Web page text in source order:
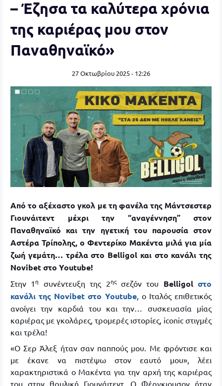
– Έζησα τα καλύτερα χρόνια
της καριέρας μου στον
Παναθηναϊκό»
27 Οκτωβρίου 2025 - 12:26
Από το αξέχαστο γκολ με τη φανέλα της Μάντσεστερ
Γιουνάιτεντ μέχρι την “αναγέννηση” στον
Παναθηναϊκό και την ηγετική του παρουσία στον
Αστέρα Τρίπολης, ο Φεντερίκο Μακέντα μιλά για μία
ζωή γεμάτη… τρέλα στο Belligol και στο κανάλι της
Novibet στο Youtube!
Στην 1 η συνέντευξη της 2ηςσεζόν του Belligol στο
κανάλι της Novibet στο Youtube, ο Ιταλός επιθετικός
ανοίγει την καρδιά του και την… συσκευασία μίας
καριέρας με γκολάρες, τρομερές ιστορίες, iconic στιγμές
και τρέλα!
«Ο Σερ Άλεξ ήταν σαν παππούς μου. Με φρόντισε και
με έκανε να πιστέψω στον εαυτό μου», λέει
χαρακτηριστικά ο Μακέντα για την αρχή της καριέρας
του στην θρυλική Γιουνάιτεντ. Ο Φέργκιουσον ήταν